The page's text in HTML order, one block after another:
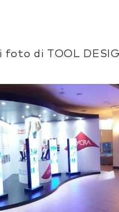
foto di TOOL